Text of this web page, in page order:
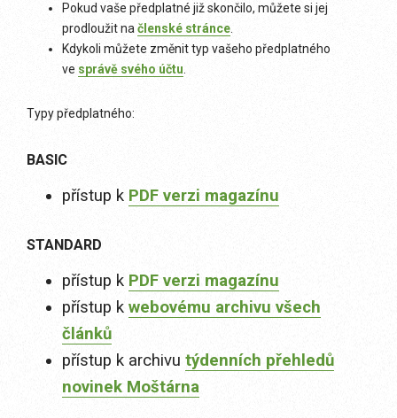
Pokud vaše předplatné již skončilo, můžete si jej
prodloužit na členské stránce
Kdykoli můžete změnit typ vašeho předplatného
ve správě svého účtu
Typy předplatného:
BASIC
přístup k PDF verzi magazínu
STANDARD
přístup k PDF verzi magazínu
přístup k webovému archivu všech
článků
přístup k archivu týdenních přehledů
novinek Moštárna